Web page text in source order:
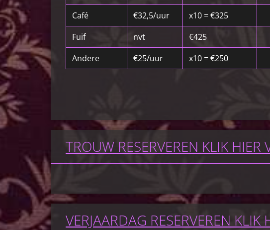
Café
€32,5/uur x10 = €325
Fuif
nvt €425
Andere
€25/uur x10 = €250
TROUW RESERVEREN KLIK
VERJAARDAG RESERVEREN